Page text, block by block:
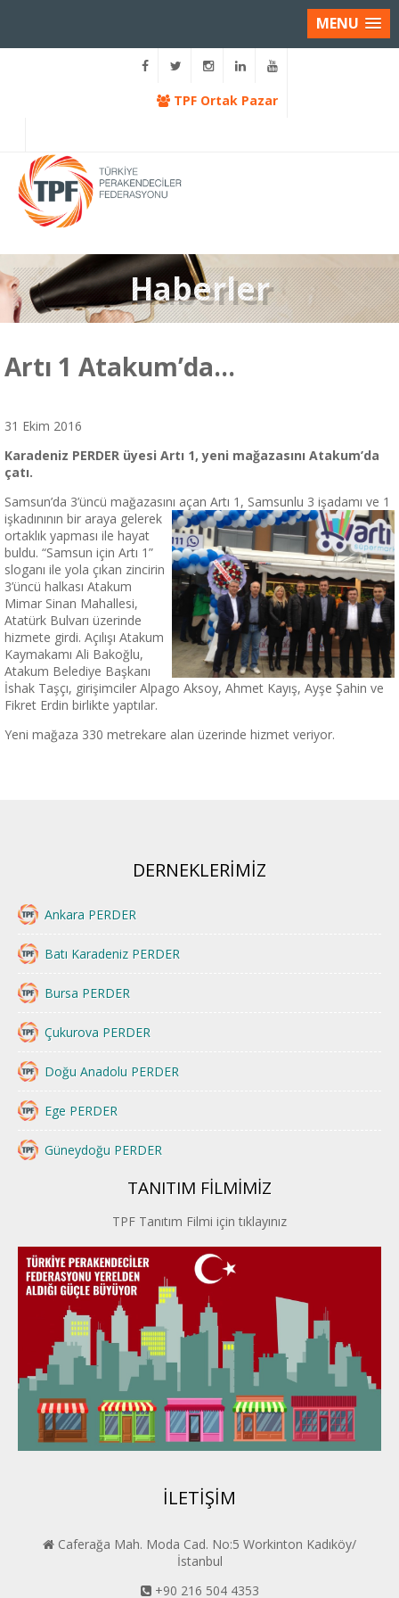
MENU
TPF Ortak Pazar
Haberler
Artı 1 Atakum’da…
31 Ekim 2016
Karadeniz PERDER üyesi Artı 1, yeni mağazasını Atakum’da
çatı.
Samsun’da 3’üncü mağazasını açan Artı 1, Samsunlu 3 işadamı ve 1
işkadınının bir araya gelerek
ortaklık yapması ile hayat
buldu. “Samsun için Artı 1”
sloganı ile yola çıkan zincirin
3’üncü halkası Atakum
Mimar Sinan Mahallesi,
Atatürk Bulvarı üzerinde
hizmete girdi. Açılışı Atakum
Kaymakamı Ali Bakoğlu,
Atakum Belediye Başkanı
İshak Taşçı, girişimciler Alpago Aksoy, Ahmet Kayış, Ayşe Şahin ve
Fikret Erdin birlikte yaptılar.
Yeni mağaza 330 metrekare alan üzerinde hizmet veriyor.
DERNEKLERİMİZ
Ankara PERDER
Batı Karadeniz PERDER
Bursa PERDER
Çukurova PERDER
Doğu Anadolu PERDER
Ege PERDER
Güneydoğu PERDER
İstanbul PERDER
İpek Yolu PERDER
Kayseri PERDER
Karadeniz Perder
Konya PERDER
Van PERDER
BEYPER
TANITIM FİLMİMİZ
TPF Tanıtım Filmi için tıklayınız
İLETİŞİM
Caferağa Mah. Moda Cad. No:5 Workinton Kadıköy/
İstanbul
+90 216 504 4353